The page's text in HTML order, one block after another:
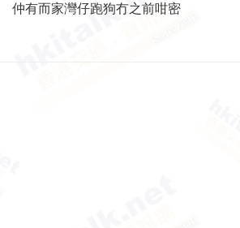
仲有而家灣仔跑狗冇之前咁密